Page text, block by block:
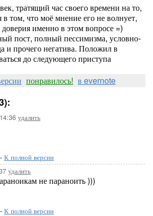
тратящий час своего времени на то,
том, что моё мнение его не волнует,
именно в этом вопросе =)
пост, полный пессимизма, условно-
и прочего негатива. Положил в
до следующего приступа
понравилось! в evernote
удалить
- К полной версии
удалить
не параноить )))
- К полной версии